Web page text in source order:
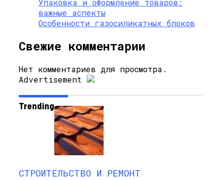
Упаковка и оформление товаров:
важные аспекты
Особенности газосиликатных блоков
Свежие комментарии
Нет комментариев для просмотра.
Advertisement
Trending
СТРОИТЕЛЬСТВО И РЕМОНТ